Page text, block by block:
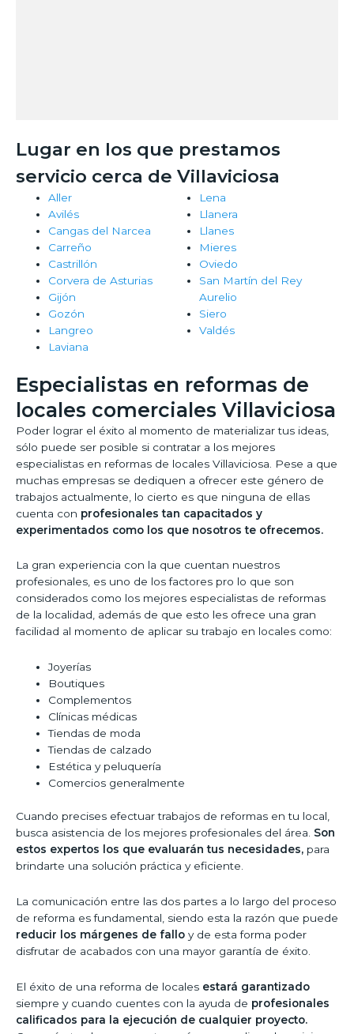
Lugar en los que prestamos
servicio cerca de Villaviciosa
Aller
Avilés
Cangas del Narcea
Carreño
Castrillón
Corvera de Asturias
Gijón
Gozón
Langreo
Laviana
Lena
Llanera
Llanes
Mieres
Oviedo
San Martín del Rey
Aurelio
Siero
Valdés
Especialistas en reformas de
locales comerciales Villaviciosa
Poder lograr el éxito al momento de materializar tus ideas,
sólo puede ser posible si contratar a los mejores
especialistas en reformas de locales Villaviciosa. Pese a que
muchas empresas se dediquen a ofrecer este género de
trabajos actualmente, lo cierto es que ninguna de ellas
cuenta con profesionales tan capacitados y
experimentados como los que nosotros te ofrecemos.
La gran experiencia con la que cuentan nuestros
profesionales, es uno de los factores pro lo que son
considerados como los mejores especialistas de reformas
de la localidad, además de que esto les ofrece una gran
facilidad al momento de aplicar su trabajo en locales como:
Joyerías
Boutiques
Complementos
Clínicas médicas
Tiendas de moda
Tiendas de calzado
Estética y peluquería
Comercios generalmente
Cuando precises efectuar trabajos de reformas en tu local,
busca asistencia de los mejores profesionales del área. Son
estos expertos los que evaluarán tus necesidades, para
brindarte una solución práctica y eficiente.
La comunicación entre las dos partes a lo largo del proceso
de reforma es fundamental, siendo esta la razón que puede
reducir los márgenes de fallo y de esta forma poder
disfrutar de acabados con una mayor garantía de éxito.
El éxito de una reforma de locales estará garantizado
siempre y cuando cuentes con la ayuda de profesionales
calificados para la ejecución de cualquier proyecto.